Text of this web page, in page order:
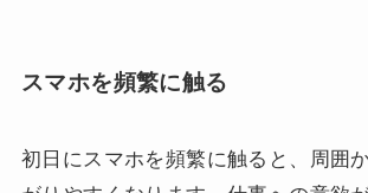
スマホを頻繁に触る
初日にスマホを頻繁に触ると、周囲